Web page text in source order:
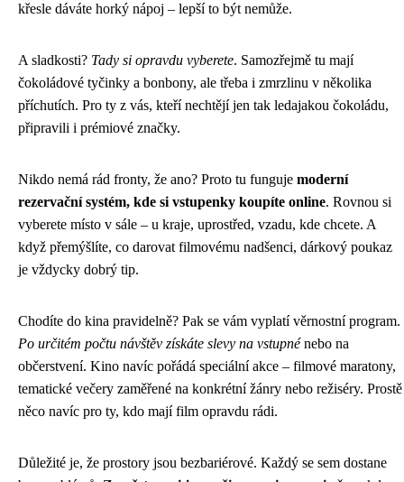
křesle dáváte horký nápoj – lepší to být nemůže.
A sladkosti? Tady si opravdu vyberete. Samozřejmě tu mají
čokoládové tyčinky a bonbony, ale třeba i zmrzlinu v několika
příchutích. Pro ty z vás, kteří nechtějí jen tak ledajakou čokoládu,
připravili i prémiové značky.
Nikdo nemá rád fronty, že ano? Proto tu funguje moderní
rezervační systém, kde si vstupenky koupíte online. Rovnou si
vyberete místo v sále – u kraje, uprostřed, vzadu, kde chcete. A
když přemýšlíte, co darovat filmovému nadšenci, dárkový poukaz
je vždycky dobrý tip.
Chodíte do kina pravidelně? Pak se vám vyplatí věrnostní program.
Po určitém počtu návštěv získáte slevy na vstupnénebo na
občerstvení. Kino navíc pořádá speciální akce – filmové maratony,
tematické večery zaměřené na konkrétní žánry nebo režiséry. Prostě
něco navíc pro ty, kdo mají film opravdu rádi.
Důležité je, že prostory jsou bezbariérové. Každý se sem dostane